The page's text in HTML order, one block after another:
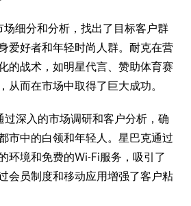
细分和分析，找出了目标客户群
爱好者和年轻时尚人群。耐克在营
的战术，如明星代言、赞助体育赛
从而在市场中取得了巨大成功。
深入的市场调研和客户分析，确
市中的白领和年轻人。星巴克通过
环境和免费的Wi-Fi服务，吸引了
会员制度和移动应用增强了客户粘